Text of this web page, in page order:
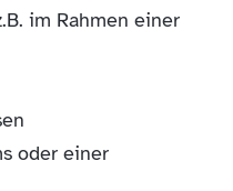
im Rahmen einer
oder einer